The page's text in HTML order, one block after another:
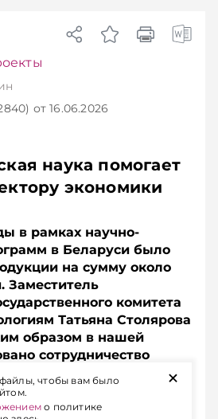
от 16.06.2026
наука помогает
экономики
в рамках научно-
в Беларуси было
на сумму около
Заместитель
комитета
Татьяна Столярова
образом в нашей
сотрудничество
ожидать от текущей
+
чтобы вам было
о политике